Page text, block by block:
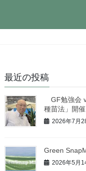
最近の投稿
GF勉強会
種苗法」開
2026年7月
Green
2026年5月